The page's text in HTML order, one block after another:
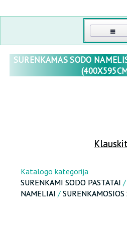
SURENKAMAS SODO
PAGRINDINIS
ATKURTI
DIDMENINĖ
APIE
PLĖVINIAI
RŪKYKLOS, GRILLAI, ČAVUNO INDAI,
SPORTUI, TURIZMUI, POILSIO
Katalogo kategorija
SURENKAMI SODO PASTATAI
NAMELIAI /